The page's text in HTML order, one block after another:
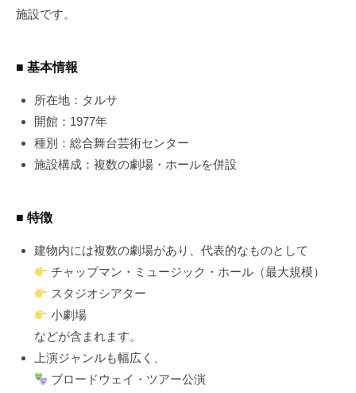
施設です。
■ 基本情報
所在地：タルサ
開館：1977年
種別：総合舞台芸術センター
施設構成：複数の劇場・ホールを併設
■ 特徴
建物内には複数の劇場があり、代表的なものとして
チャップマン・ミュージック・ホール（最大規模）
スタジオシアター
小劇場
などが含まれます。
上演ジャンルも幅広く、
ブロードウェイ・ツアー公演